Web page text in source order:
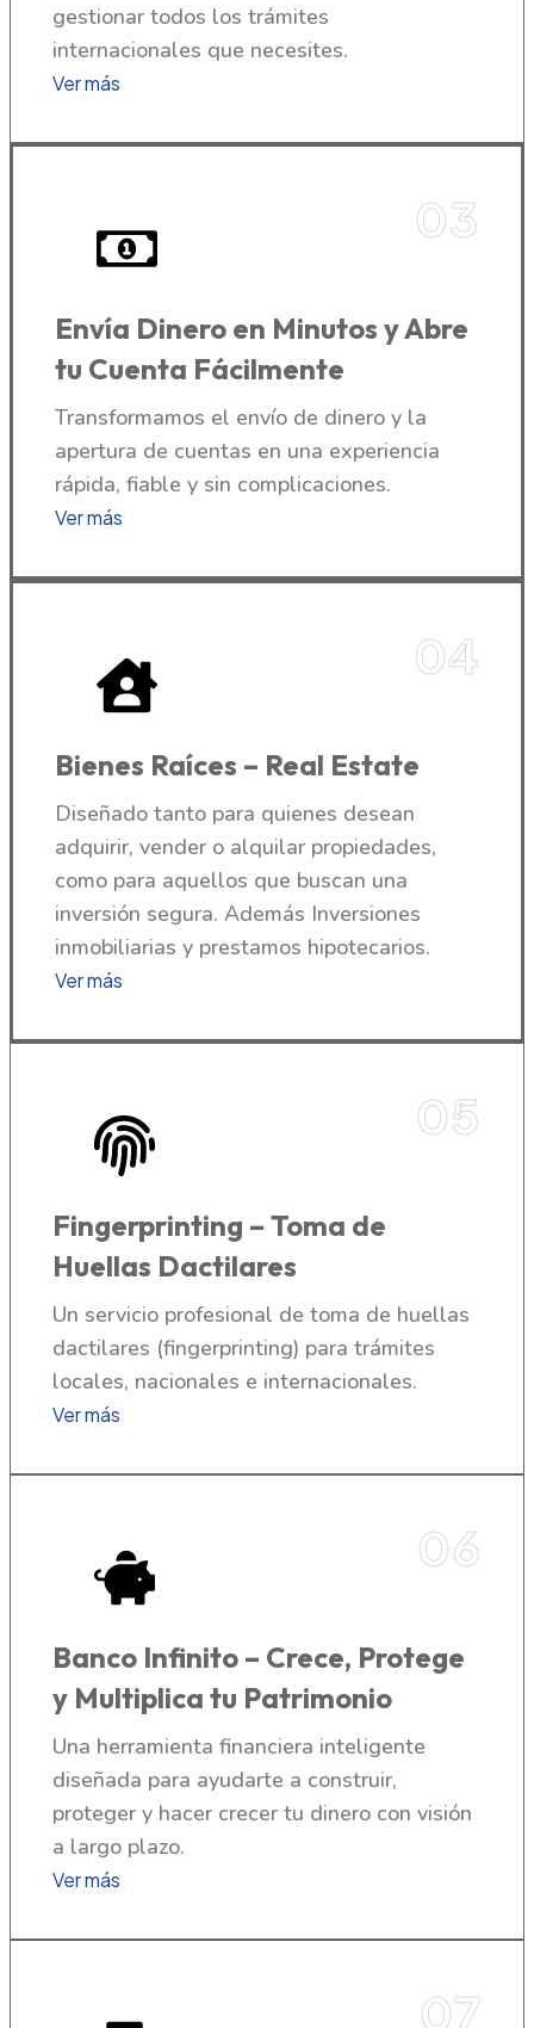
gestionar todos los trámites
internacionales que necesites.
Ver más
03
Envía Dinero en Minutos y Abre
tu Cuenta Fácilmente
Transformamos el envío de dinero y la
apertura de cuentas en una experiencia
rápida, fiable y sin complicaciones.
Ver más
04
Bienes Raíces – Real Estate
Diseñado tanto para quienes desean
adquirir, vender o alquilar propiedades,
como para aquellos que buscan una
inversión segura. Además Inversiones
inmobiliarias y prestamos hipotecarios.
Ver más
05
Fingerprinting – Toma de
Huellas Dactilares
Un servicio profesional de toma de huellas
dactilares (fingerprinting) para trámites
locales, nacionales e internacionales.
Ver más
06
Banco Infinito – Crece, Protege
y Multiplica tu Patrimonio
Una herramienta financiera inteligente
diseñada para ayudarte a construir,
proteger y hacer crecer tu dinero con visión
a largo plazo.
Ver más
07